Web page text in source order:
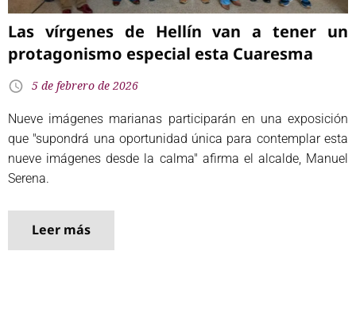
Las vírgenes de Hellín van a tener un
protagonismo especial esta Cuaresma
5 de febrero de 2026
Nueve imágenes marianas participarán en una exposición
que "supondrá una oportunidad única para contemplar esta
nueve imágenes desde la calma" afirma el alcalde, Manuel
Serena.
Leer más